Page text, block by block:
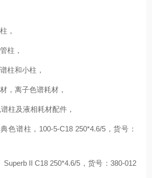
，
柱，
柱和小柱，
，离子色谱耗材，
柱及液相耗材配件，
色谱柱，100-5-C18 250*4.6/5，货号：
II C18 250*4.6/5，货号：380-012